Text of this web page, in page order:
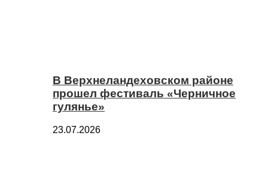
В Верхнеландеховском районе
прошел фестиваль «Черничное
гулянье»
23.07.2026